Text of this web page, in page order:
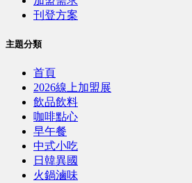
刊登方案
主題分類
首頁
2026線上加盟展
飲品飲料
咖啡點心
早午餐
中式小吃
日韓異國
火鍋滷味